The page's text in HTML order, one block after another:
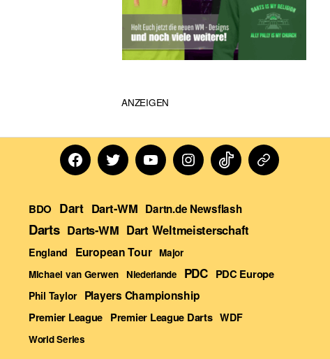
ANZEIGEN
FacebookTwitterYoutubeInstagramTikTokDartn
BDO Dart Dart-WM Dartn.de Newsflash
Darts Darts-WM Dart Weltmeisterschaft
England European Tour Major
Michael van Gerwen Niederlande PDC PDC Europe
Phil Taylor Players Championship
Premier League Premier League Darts WDF
World Series